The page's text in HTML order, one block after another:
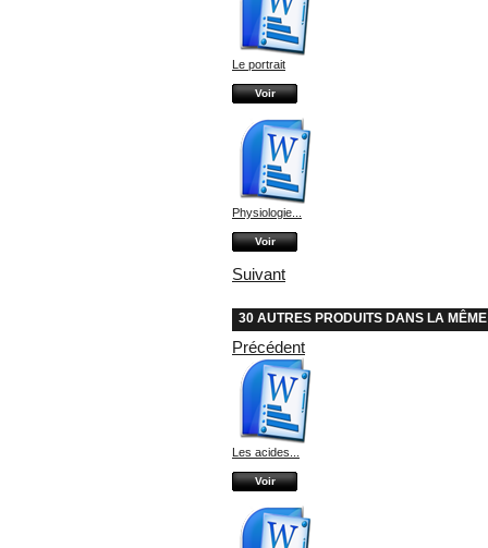
Le portrait
Voir
Physiologie...
Voir
Suivant
30 AUTRES PRODUITS DANS LA
Précédent
Les acides...
Voir